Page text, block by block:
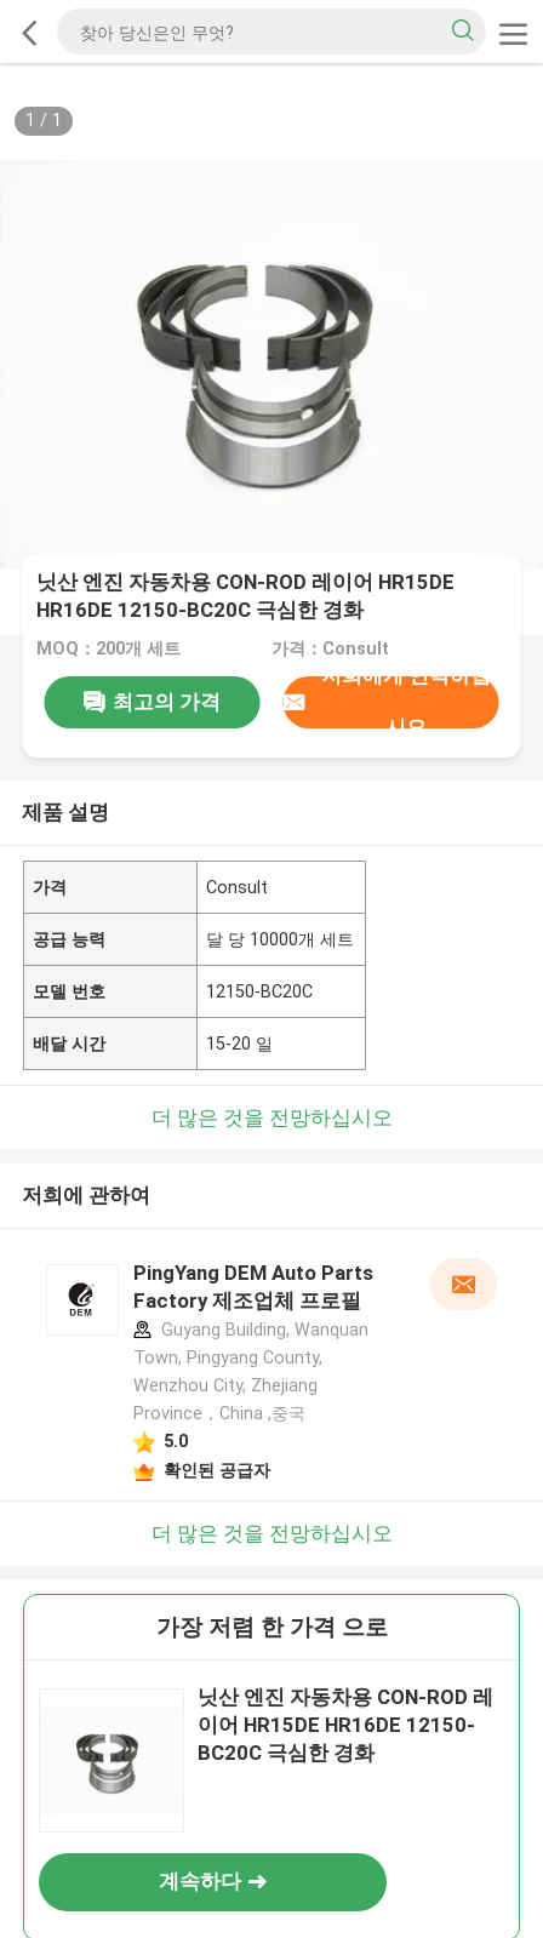
1 / 1
닛산 엔진 자동차용 CON-ROD 레이어 HR15DE
HR16DE 12150-BC20C 극심한 경화
MOQ：200개 세트 가격：Consult
최고의 가격
저희에게 연락하십
시오
제품 설명
가격 Consult
공급 능력 달 당 10000개 세트
모델 번호 12150-BC20C
배달 시간 15-20 일
더 많은 것을 전망하십시오
저희에 관하여
PingYang DEM Auto Parts
Factory 제조업체 프로필
Guyang Building, Wanquan
Town, Pingyang County,
Wenzhou City, Zhejiang
Province，China ,중국
5.0
확인된 공급자
더 많은 것을 전망하십시오
가장 저렴 한 가격 으로
닛산 엔진 자동차용 CON-ROD 레
이어 HR15DE HR16DE 12150-
BC20C 극심한 경화
계속하다